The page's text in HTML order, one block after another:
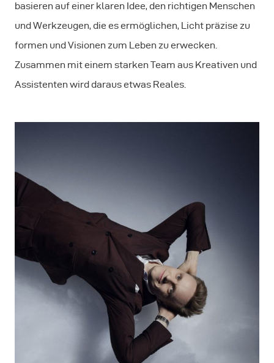
basieren auf einer klaren Idee, den richtigen Menschen
und Werkzeugen, die es ermöglichen, Licht präzise zu
formen und Visionen zum Leben zu erwecken.
Zusammen mit einem starken Team aus Kreativen und
Assistenten wird daraus etwas Reales.